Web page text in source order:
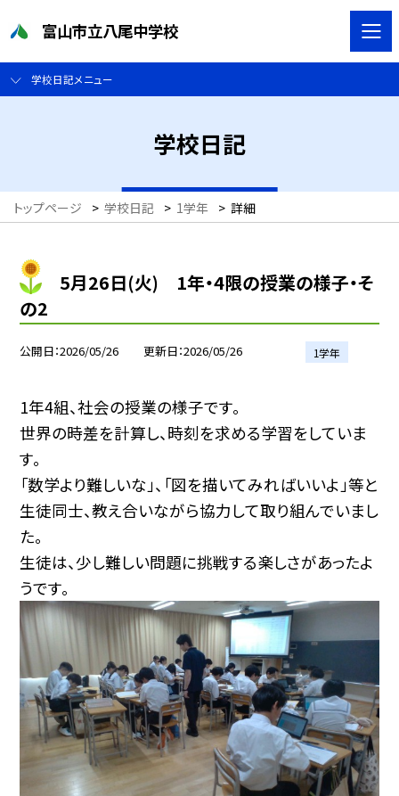
富山市立八尾中学校
学校日記メニュー
学校日記
トップページ > 学校日記 > 1学年 > 詳細
5月26日(火) 1年・4限の授業の様子・そ
の2
公開日 2026/05/26 更新日 2026/05/26 1学年
1年4組、社会の授業の様子です。
世界の時差を計算し、時刻を求める学習をしていま
す。
「数学より難しいな」、「図を描いてみればいいよ」等と
生徒同士、教え合いながら協力して取り組んでいまし
た。
生徒は、少し難しい問題に挑戦する楽しさがあったよ
うです。